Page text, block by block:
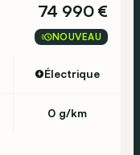
74 990 €
NOUVEAU
Électrique
0 g/km